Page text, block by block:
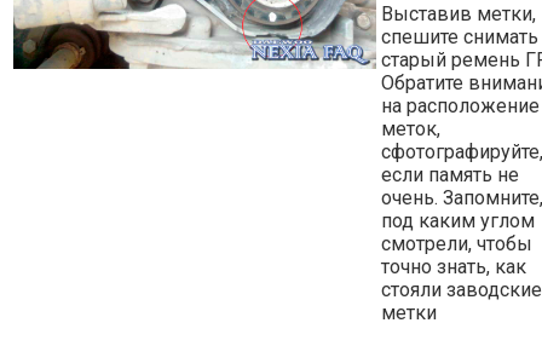
Выставив метки,
спешите снимать
старый ремень
Обратите
на расположение
меток,
сфотографируйте,
если память не
очень. Запомните,
под каким углом
смотрели, чтобы
точно знать, как
стояли заводские
метки